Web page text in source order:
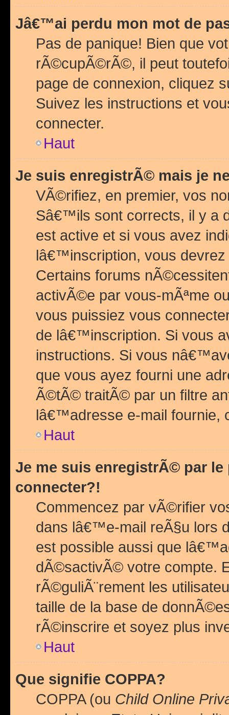
Jâ€™ai perdu mon mot de
Pas de panique! Bien que
rÃ©cupÃ©rÃ©, il peut
page de connexion, cliquez
Suivez les instructions et
connecter.
Haut
Je suis enregistrÃ© mais je
VÃ©rifiez, en premier, vos
Sâ€™ils sont corrects, il y a
est active et si vous avez
lâ€™inscription, vous
Certains forums
activÃ©e par vous-mÃªme
vous puissiez vous
de lâ€™inscription. Si vous
instructions. Si vous
que vous ayez fourni une
Ã©tÃ© traitÃ© par un filtre
lâ€™adresse e-mail fournie,
Haut
Je me suis enregistrÃ© par
connecter?!
Commencez par vÃ©rifier
dans lâ€™e-mail reÃ§u lors
est possible aussi que
dÃ©sactivÃ© votre compte.
rÃ©guliÃ¨rement les
taille de la base de
rÃ©inscrire et soyez plus
Haut
Que signifie COPPA?
COPPA (ou Child Online